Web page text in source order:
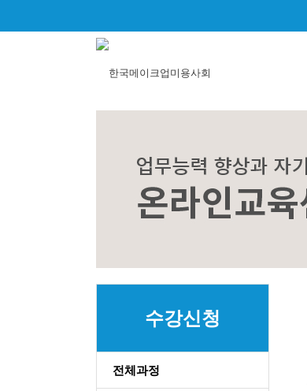
수강신청
전체과정